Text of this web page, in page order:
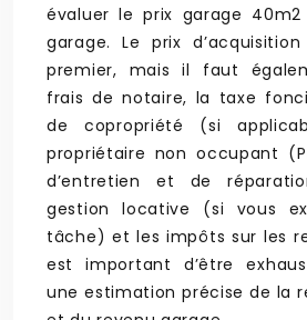
évaluer le prix garage
garage. Le prix
premier, mais il faut
frais de notaire, la taxe
de copropriété (si
propriétaire non occupant
d’entretien et de
gestion locative (si vous
tâche) et les impôts sur les
est important d’être
une estimation précise de la